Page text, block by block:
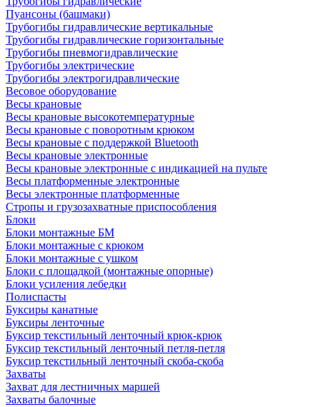
Пуансоны (башмаки)
Трубогибы гидравлические вертикальные
Трубогибы гидравлические горизонтальные
Трубогибы пневмогидравлические
Трубогибы электрические
Трубогибы электрогидравлические
Весовое оборудование
Весы крановые
Весы крановые высокотемпературные
Весы крановые с поворотным крюком
Весы крановые с поддержкой Bluetooth
Весы крановые электронные
Весы крановые электронные с индикацией на пульте
Весы платформенные электронные
Весы электронные платформенные
Стропы и грузозахватные приспособления
Блоки
Блоки монтажные БМ
Блоки монтажные с крюком
Блоки монтажные с ушком
Блоки с площадкой (монтажные опорные)
Блоки усиления лебедки
Полиспасты
Буксиры канатные
Буксиры ленточные
Буксир текстильный ленточный крюк-крюк
Буксир текстильный ленточный петля-петля
Буксир текстильный ленточный скоба-скоба
Захваты
Захват для лестничных маршей
Захваты балочные